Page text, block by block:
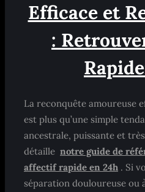
Efficace et
:
La reconquête amoureuse
est plus qu’une simple
ancestrale, puissante et
détaille notre guide de
affectif rapide en 24h . Si
séparation douloureuse ou